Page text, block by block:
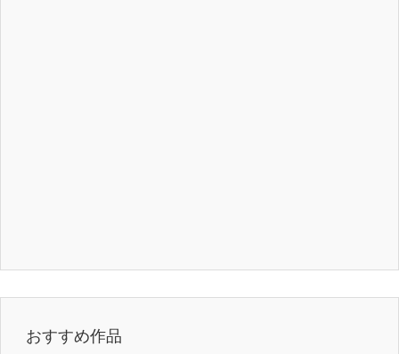
おすすめ作品